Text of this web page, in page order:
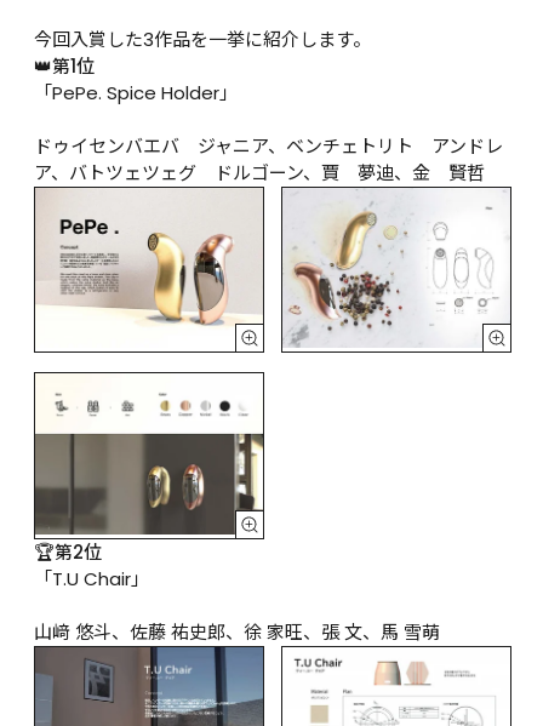
今回入賞した3作品を一挙に紹介します。
👑第1位
「PePe. Spice Holder」
ドゥイセンバエバ　ジャニア、ベンチェトリト　アンドレ
ア、バトツェツェグ　ドルゴーン、賈　夢迪、金　賢哲
🏆第2位
「T.U Chair」
山﨑 悠斗、佐藤 祐史郎、徐 家旺、張 文、馬 雪萌